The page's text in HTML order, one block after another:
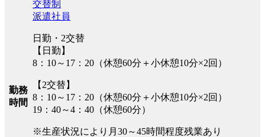
勤務
時間
交替制
派遣社員
日勤・2交替
【日勤】
8：10～17：20（休憩60分＋小休憩10分×2回）
【2交替】
8：10～17：20（休憩60分＋小休憩10分×2回）
19：40～4：40（休憩60分）
※生産状況により月30～45時間程度残業あり